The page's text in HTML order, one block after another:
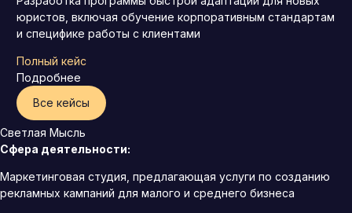
юристов, включая обучение корпоративным стандартам
и специфике работы с клиентами
Полный кейс
Подробнее
Все кейсы
Светлая Мысль
Сфера деятельности:
Маркетинговая студия, предлагающая услуги по созданию
рекламных кампаний для малого и среднего бизнеса